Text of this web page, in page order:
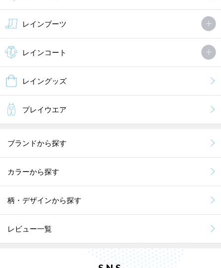
レインブーツ
レインコート
レイングッズ
プレイウエア
ブランドから探す
カラーから探す
柄・デザインから探す
レビュー一覧